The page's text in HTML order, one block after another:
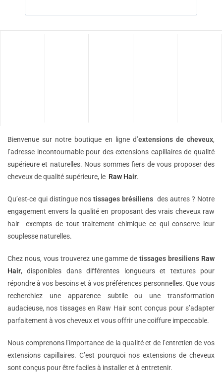
Bienvenue sur notre boutique en ligne d’extensions decheveux,
l’adresse incontournable pour des extensions capillaires de qualité
supérieure et naturelles. Nous sommes fiers de vous proposer des
cheveux de qualité supérieure, le Raw Hair.
Qu’est-ce qui distingue nos tissages brésiliens des autres ? Notre
engagement envers la qualité en proposant des vrais cheveux raw
hair exempts de tout traitement chimique ce qui conserve leur
souplesse naturelles.
Chez nous, vous trouverez une gamme detissages bresiliens Raw
Hair, disponibles dans différentes longueurs et textures pour
répondre à vos besoins et à vos préférences personnelles. Que vous
recherchiez une apparence subtile ou une transformation
audacieuse, nos tissages en Raw Hair sont conçus pour s’adapter
parfaitement à vos cheveux et vous offrir une coiffure impeccable.
Nous comprenons l’importance de la qualité et de l’entretien de vos
extensions capillaires. C’est pourquoi nos extensions de cheveux
sont conçus pour être faciles à installer et à entretenir.